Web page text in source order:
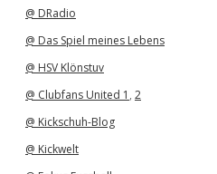
@ DRadio
@ Das Spiel meines Lebens
@ HSV Klönstuv
@ Clubfans United 1 , 2
@ Kickschuh-Blog
@ Kickwelt